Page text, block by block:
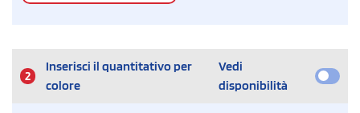
2
Inserisci il quantitativo per
colore
Vedi
disponibilità